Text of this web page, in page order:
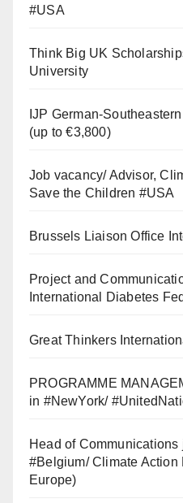
#USA
Think Big UK
University
IJP German-
(up to €3,800)
Job vacancy/ Advisor,
Save the Children #USA
Brussels Liaison Office
Project and
International Diabetes
Great Thinkers
PROGRAMME
in #NewYork/
Head of
#Belgium/ Climate Action
Europe)